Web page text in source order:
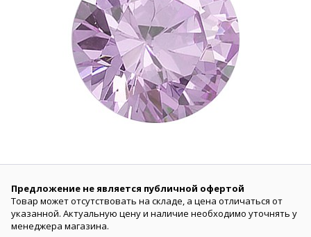
Предложение не является публичной офертой
Товар может отсутствовать на складе, а цена отличаться от
указанной. Актуальную цену и наличие необходимо уточнять у
менеджера магазина.